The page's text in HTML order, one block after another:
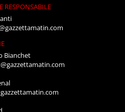
RESPONSABILE
Bianchet